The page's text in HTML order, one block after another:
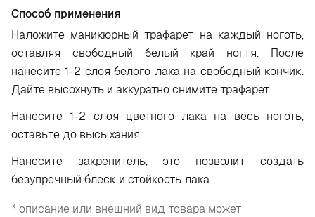
Способ применения
Наложите маникюрный трафарет на каждый ноготь,
оставляя свободный белый край ногтя. После
нанесите 1-2 слоя белого лака на свободный кончик.
Дайте высохнуть и аккуратно снимите трафарет.
Нанесите 1-2 слоя цветного лака на весь ноготь,
оставьте до высыхания.
Нанесите закрепитель, это позволит создать
безупречный блеск и стойкость лака.
* описание или внешний вид товара может